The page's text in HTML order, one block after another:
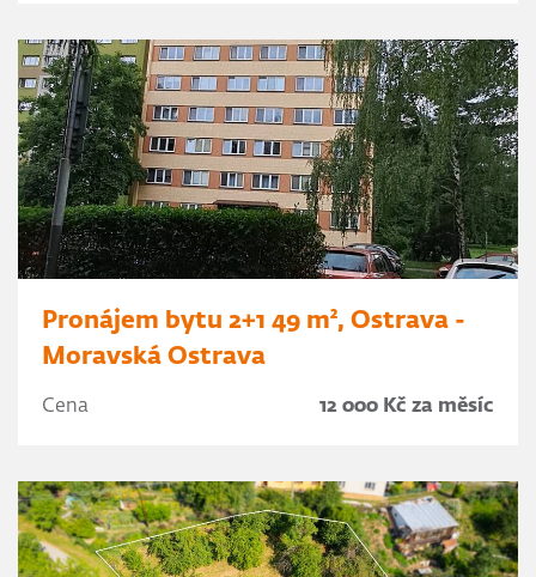
Pronájem bytu 2+1 49 m², Ostrava -
Moravská Ostrava
Cena 12 000 Kč za měsíc